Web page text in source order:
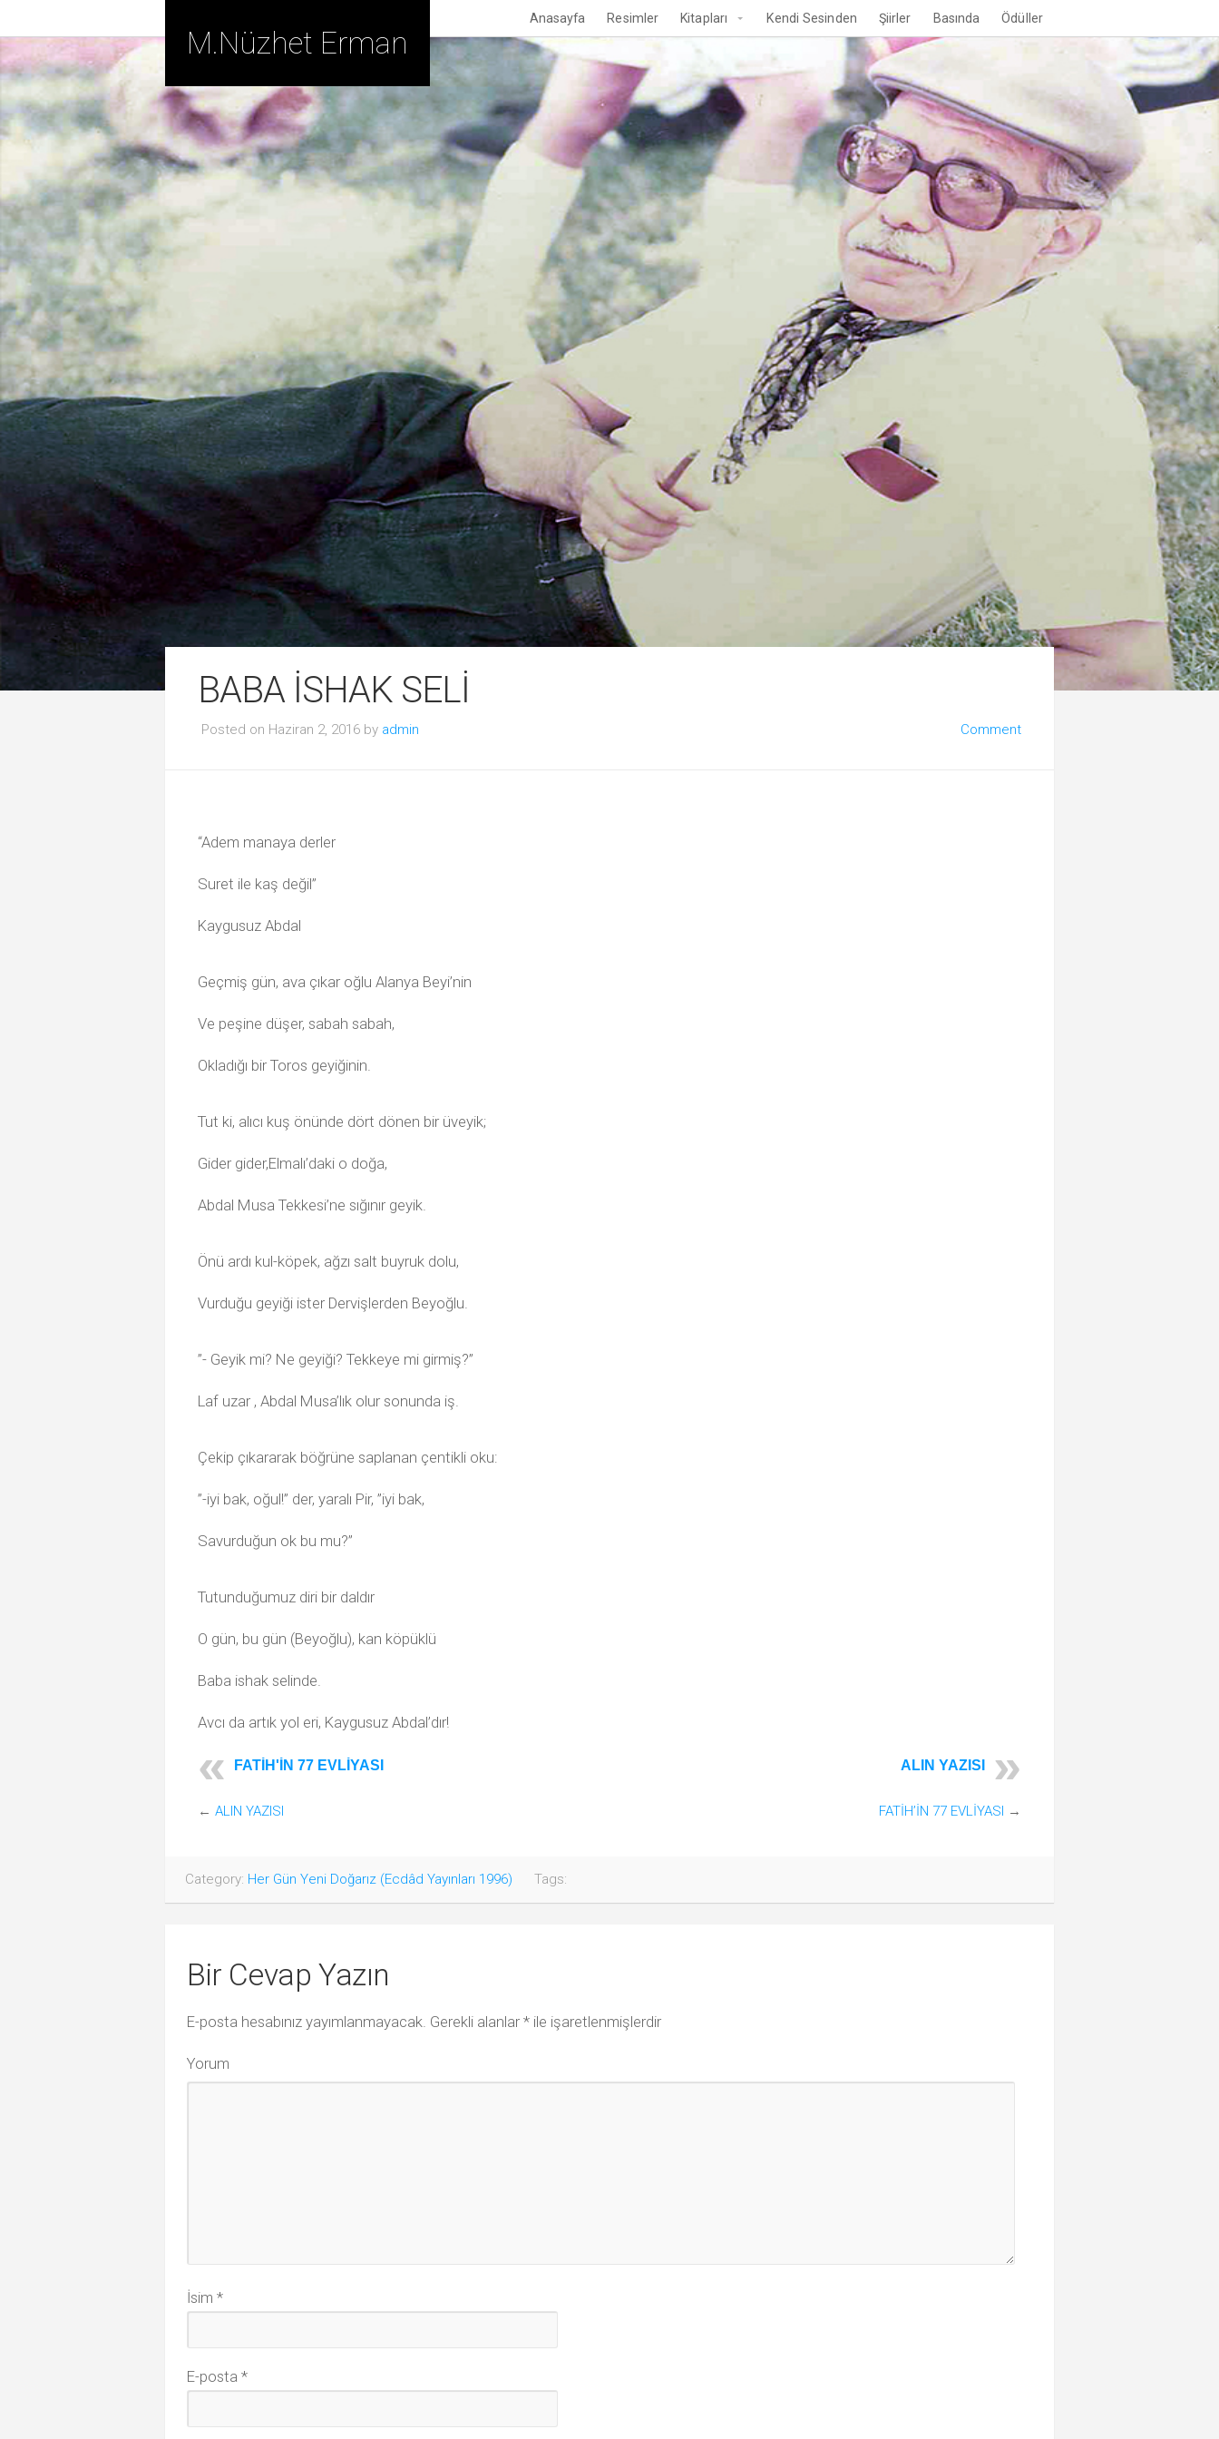
Anasayfa Resimler Kitapları Kendi Sesinden Şiirler Basında Ödüller
M.Nüzhet Erman
BABA İSHAK SELİ
Posted on Haziran 2, 2016 by admin Comment
“Adem manaya derler
Suret ile kaş değil”
Kaygusuz Abdal
Geçmiş gün, ava çıkar oğlu Alanya Beyi’nin
Ve peşine düşer, sabah sabah,
Okladığı bir Toros geyiğinin.
Tut ki, alıcı kuş önünde dört dönen bir üveyik;
Gider gider,Elmalı’daki o doğa,
Abdal Musa Tekkesi’ne sığınır geyik.
Önü ardı kul-köpek, ağzı salt buyruk dolu,
Vurduğu geyiği ister Dervişlerden Beyoğlu.
”- Geyik mi? Ne geyiği? Tekkeye mi girmiş?”
Laf uzar , Abdal Musa’lık olur sonunda iş.
Çekip çıkararak böğrüne saplanan çentikli oku:
”-iyi bak, oğul!” der, yaralı Pir, ”iyi bak,
Savurduğun ok bu mu?”
Tutunduğumuz diri bir daldır
O gün, bu gün (Beyoğlu), kan köpüklü
Baba ishak selinde.
Avcı da artık yol eri, Kaygusuz Abdal’dır!
FATİH'İN 77 EVLİYASI ALIN YAZISI
← ALIN YAZISI FATİH’İN 77 EVLİYASI →
Category: Her Gün Yeni Doğarız (Ecdâd Yayınları 1996) Tags:
Bir Cevap Yazın
E-posta hesabınız yayımlanmayacak. Gerekli alanlar * ile işaretlenmişlerdir
Yorum
İsim *
E-posta *